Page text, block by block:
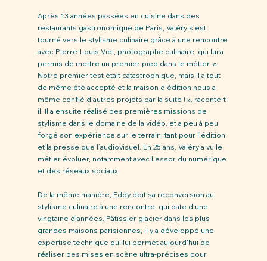
Après 13 années passées en cuisine dans des
restaurants gastronomique de Paris, Valéry s’est
tourné vers le stylisme culinaire grâce à une rencontre
avec Pierre-Louis Viel, photographe culinaire, qui lui a
permis de mettre un premier pied dans le métier. «
Notre premier test était catastrophique, mais il a tout
de même été accepté et la maison d’édition nous a
même confié d’autres projets par la suite ! », raconte-t-
il. Il a ensuite réalisé des premières missions de
stylisme dans le domaine de la vidéo, et a peu à peu
forgé son expérience sur le terrain, tant pour l’édition
et la presse que l’audiovisuel. En 25 ans, Valéry a vu le
métier évoluer, notamment avec l'essor du numérique
et des réseaux sociaux.
De la même manière, Eddy doit sa reconversion au
stylisme culinaire à une rencontre, qui date d’une
vingtaine d'années. Pâtissier glacier dans les plus
grandes maisons parisiennes, il y a développé une
expertise technique qui lui permet aujourd'hui de
réaliser des mises en scène ultra-précises pour